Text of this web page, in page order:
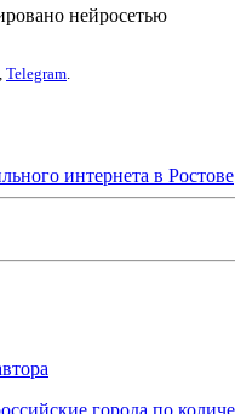
нейросетью
, Telegram.
интернета в Ростове